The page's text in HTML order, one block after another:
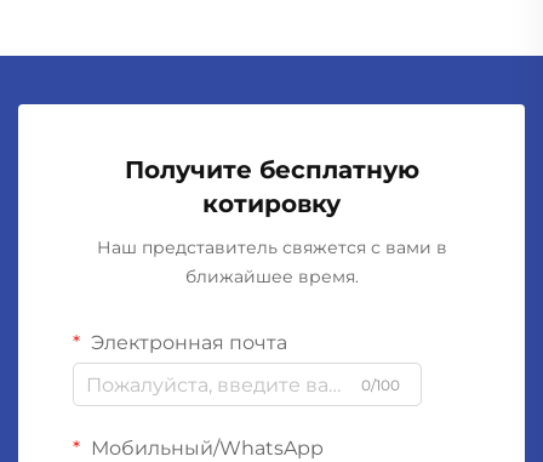
Получите бесплатную
котировку
Наш представитель свяжется с вами в
ближайшее время.
Электронная почта
0/100
Мобильный/WhatsApp